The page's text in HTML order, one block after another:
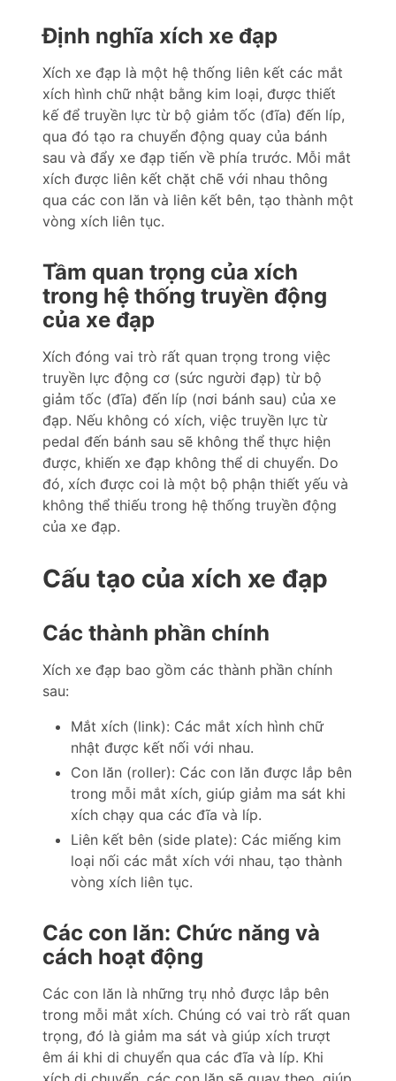
Định nghĩa xích xe đạp
Xích xe đạp là một hệ thống liên kết các mắt
xích hình chữ nhật bằng kim loại, được thiết
kế để truyền lực từ bộ giảm tốc (đĩa) đến líp,
qua đó tạo ra chuyển động quay của bánh
sau và đẩy xe đạp tiến về phía trước. Mỗi mắt
xích được liên kết chặt chẽ với nhau thông
qua các con lăn và liên kết bên, tạo thành một
vòng xích liên tục.
Tầm quan trọng của xích
trong hệ thống truyền động
của xe đạp
Xích đóng vai trò rất quan trọng trong việc
truyền lực động cơ (sức người đạp) từ bộ
giảm tốc (đĩa) đến líp (nơi bánh sau) của xe
đạp. Nếu không có xích, việc truyền lực từ
pedal đến bánh sau sẽ không thể thực hiện
được, khiến xe đạp không thể di chuyển. Do
đó, xích được coi là một bộ phận thiết yếu và
không thể thiếu trong hệ thống truyền động
của xe đạp.
Cấu tạo của xích xe đạp
Các thành phần chính
Xích xe đạp bao gồm các thành phần chính
sau:
Mắt xích (link): Các mắt xích hình chữ
nhật được kết nối với nhau.
Con lăn (roller): Các con lăn được lắp bên
trong mỗi mắt xích, giúp giảm ma sát khi
xích chạy qua các đĩa và líp.
Liên kết bên (side plate): Các miếng kim
loại nối các mắt xích với nhau, tạo thành
vòng xích liên tục.
Các con lăn: Chức năng và
cách hoạt động
Các con lăn là những trụ nhỏ được lắp bên
trong mỗi mắt xích. Chúng có vai trò rất quan
trọng, đó là giảm ma sát và giúp xích trượt
êm ái khi di chuyển qua các đĩa và líp. Khi